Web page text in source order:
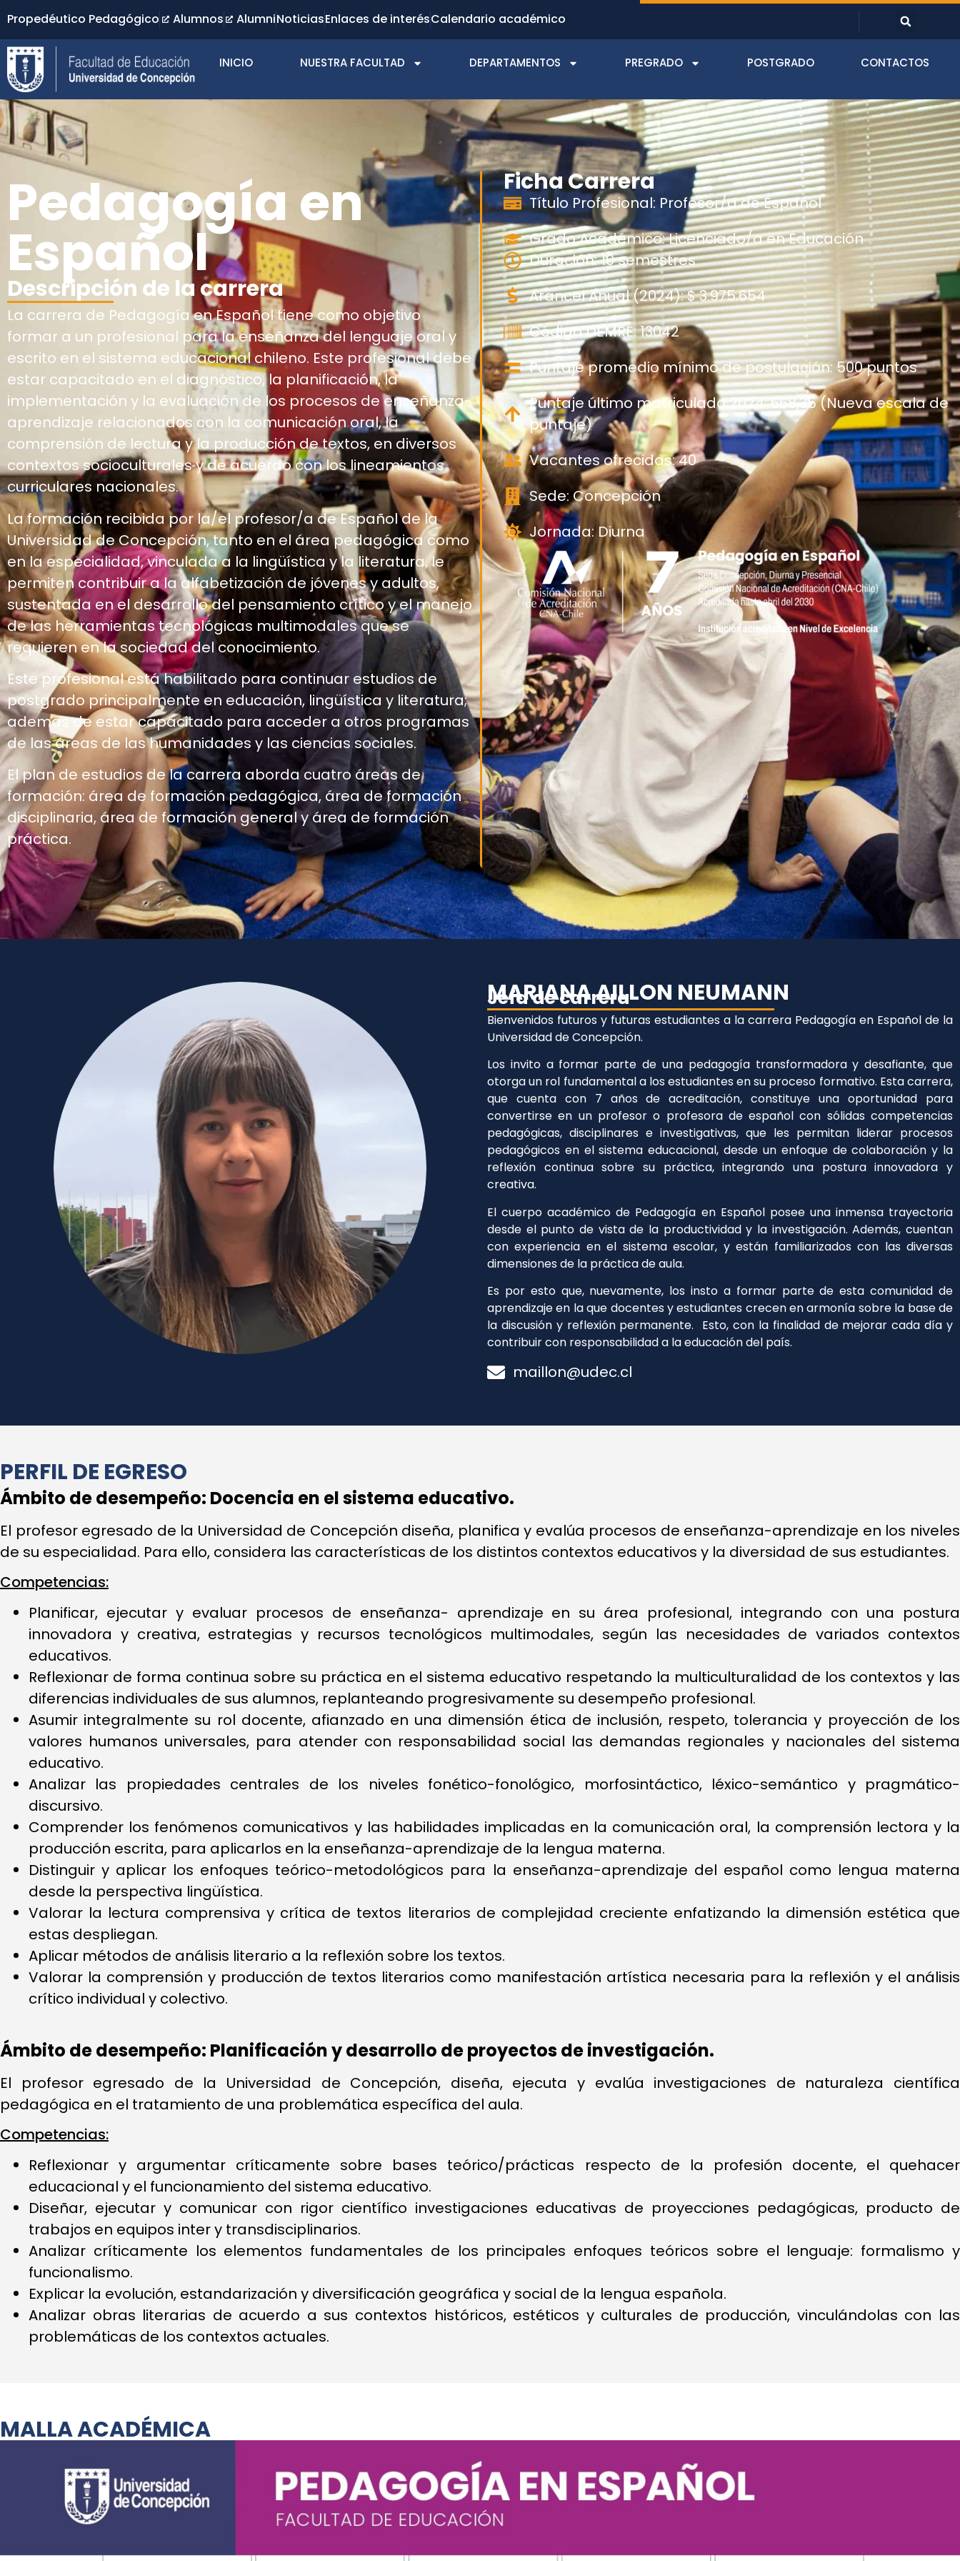
Propedéutico Pedagógico Alumnos AlumniNoticiasEnlaces de interésCalendario académico
INICIO NUESTRA FACULTAD DEPARTAMENTOS PREGRADO POSTGRADO CONTACTOS
Pedagogía en
Español
Descripción de la carrera
La carrera de Pedagogía en Español tiene como objetivo
formar a un profesional para la enseñanza del lenguaje oral y
escrito en el sistema educacional chileno. Este profesional debe
estar capacitado en el diagnóstico, la planificación, la
implementación y la evaluación de los procesos de enseñanza-
aprendizaje relacionados con la comunicación oral, la
comprensión de lectura y la producción de textos, en diversos
contextos socioculturales y de acuerdo con los lineamientos
curriculares nacionales.
La formación recibida por la/el profesor/a de Español de la
Universidad de Concepción, tanto en el área pedagógica como
en la especialidad, vinculada a la lingüística y la literatura, le
permiten contribuir a la alfabetización de jóvenes y adultos,
sustentada en el desarrollo del pensamiento crítico y el manejo
de las herramientas tecnológicas multimodales que se
requieren en la sociedad del conocimiento.
Este profesional está habilitado para continuar estudios de
postgrado principalmente en educación, lingüística y literatura;
además de estar capacitado para acceder a otros programas
de las áreas de las humanidades y las ciencias sociales.
El plan de estudios de la carrera aborda cuatro áreas de
formación: área de formación pedagógica, área de formación
disciplinaria, área de formación general y área de formación
práctica.
Ficha Carrera
Título Profesional: Profesor/a de Español
Grado Académico: Licenciado/a en Educación
Duración: 10 semestres
Arancel Anual (2024): $ 3.975.654
Código DEMRE: 13042
Puntaje promedio mínimo de postulación: 500 puntos
Puntaje último matriculado 2024: 668,35 (Nueva escala de
puntaje)
Vacantes ofrecidas: 40
Sede: Concepción
Jornada: Diurna
MARIANA AILLON NEUMANN
Jefa de carrera
Bienvenidos futuros y futuras estudiantes a la carrera Pedagogía en Español de la
Universidad de Concepción.
Los invito a formar parte de una pedagogía transformadora y desafiante, que
otorga un rol fundamental a los estudiantes en su proceso formativo. Esta carrera,
que cuenta con 7 años de acreditación, constituye una oportunidad para
convertirse en un profesor o profesora de español con sólidas competencias
pedagógicas, disciplinares e investigativas, que les permitan liderar procesos
pedagógicos en el sistema educacional, desde un enfoque de colaboración y la
reflexión continua sobre su práctica, integrando una postura innovadora y
creativa.
El cuerpo académico de Pedagogía en Español posee una inmensa trayectoria
desde el punto de vista de la productividad y la investigación. Además, cuentan
con experiencia en el sistema escolar, y están familiarizados con las diversas
dimensiones de la práctica de aula.
Es por esto que, nuevamente, los insto a formar parte de esta comunidad de
aprendizaje en la que docentes y estudiantes crecen en armonía sobre la base de
la discusión y reflexión permanente. Esto, con la finalidad de mejorar cada día y
contribuir con responsabilidad a la educación del país.
maillon@udec.cl
PERFIL DE EGRESO
Ámbito de desempeño: Docencia en el sistema educativo.
El profesor egresado de la Universidad de Concepción diseña, planifica y evalúa procesos de enseñanza-aprendizaje en los niveles
de su especialidad. Para ello, considera las características de los distintos contextos educativos y la diversidad de sus estudiantes.
Competencias:
Planificar, ejecutar y evaluar procesos de enseñanza- aprendizaje en su área profesional, integrando con una postura
innovadora y creativa, estrategias y recursos tecnológicos multimodales, según las necesidades de variados contextos
educativos.
Reflexionar de forma continua sobre su práctica en el sistema educativo respetando la multiculturalidad de los contextos y las
diferencias individuales de sus alumnos, replanteando progresivamente su desempeño profesional.
Asumir integralmente su rol docente, afianzado en una dimensión ética de inclusión, respeto, tolerancia y proyección de los
valores humanos universales, para atender con responsabilidad social las demandas regionales y nacionales del sistema
educativo.
Analizar las propiedades centrales de los niveles fonético-fonológico, morfosintáctico, léxico-semántico y pragmático-
discursivo.
Comprender los fenómenos comunicativos y las habilidades implicadas en la comunicación oral, la comprensión lectora y la
producción escrita, para aplicarlos en la enseñanza-aprendizaje de la lengua materna.
Distinguir y aplicar los enfoques teórico-metodológicos para la enseñanza-aprendizaje del español como lengua materna
desde la perspectiva lingüística.
Valorar la lectura comprensiva y crítica de textos literarios de complejidad creciente enfatizando la dimensión estética que
estas despliegan.
Aplicar métodos de análisis literario a la reflexión sobre los textos.
Valorar la comprensión y producción de textos literarios como manifestación artística necesaria para la reflexión y el análisis
crítico individual y colectivo.
Ámbito de desempeño: Planificación y desarrollo de proyectos de investigación.
El profesor egresado de la Universidad de Concepción, diseña, ejecuta y evalúa investigaciones de naturaleza científica
pedagógica en el tratamiento de una problemática específica del aula.
Competencias:
Reflexionar y argumentar críticamente sobre bases teórico/prácticas respecto de la profesión docente, el quehacer
educacional y el funcionamiento del sistema educativo.
Diseñar, ejecutar y comunicar con rigor científico investigaciones educativas de proyecciones pedagógicas, producto de
trabajos en equipos inter y transdisciplinarios.
Analizar críticamente los elementos fundamentales de los principales enfoques teóricos sobre el lenguaje: formalismo y
funcionalismo.
Explicar la evolución, estandarización y diversificación geográfica y social de la lengua española.
Analizar obras literarias de acuerdo a sus contextos históricos, estéticos y culturales de producción, vinculándolas con las
problemáticas de los contextos actuales.
MALLA ACADÉMICA